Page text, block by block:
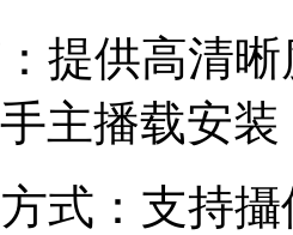
提供高清
主播载安装
式：支持